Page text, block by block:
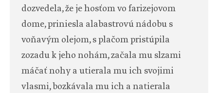
dozvedela, že je hosťom vo farizejovom
dome, priniesla alabastrovú nádobu s
voňavým olejom, s plačom pristúpila
zozadu k jeho nohám, začala mu slzami
máčať nohy a utierala mu ich svojimi
vlasmi, bozkávala mu ich a natierala